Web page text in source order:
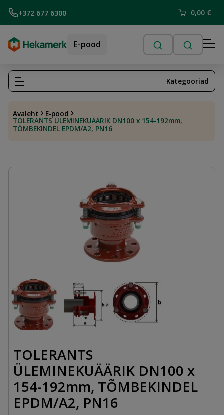
+372 677 6300 0,00 €
E-pood
Avaleht E-pood
TOLERANTS ÜLEMINEKUÄÄRIK DN100 x 154-192mm,
TÕMBEKINDEL EPDM/A2, PN16
Kategooriad
TOLERANTS
ÜLEMINEKUÄÄRIK DN100 x
154-192mm, TÕMBEKINDEL
EPDM/A2, PN16